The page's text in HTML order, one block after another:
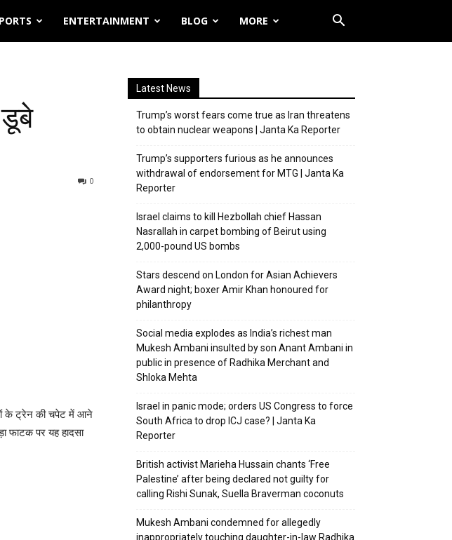
ENTERTAINMENT BLOG MORE
0
के ट्रेन की चपेट में आने
फाटक पर यह हादसा
Latest News
Trump’s worst fears come true as Iran threatens
to obtain nuclear weapons | Janta Ka Reporter
Trump’s supporters furious as he announces
withdrawal of endorsement for MTG | Janta Ka
Reporter
Israel claims to kill Hezbollah chief Hassan
Nasrallah in carpet bombing of Beirut using
2,000-pound US bombs
Stars descend on London for Asian Achievers
Award night; boxer Amir Khan honoured for
philanthropy
Social media explodes as India’s richest man
Mukesh Ambani insulted by son Anant Ambani in
public in presence of Radhika Merchant and
Shloka Mehta
Israel in panic mode; orders US Congress to force
South Africa to drop ICJ case? | Janta Ka
Reporter
British activist Marieha Hussain chants ‘Free
Palestine’ after being declared not guilty for
calling Rishi Sunak, Suella Braverman coconuts
Mukesh Ambani condemned for allegedly
inappropriately touching daughter-in-law Radhika